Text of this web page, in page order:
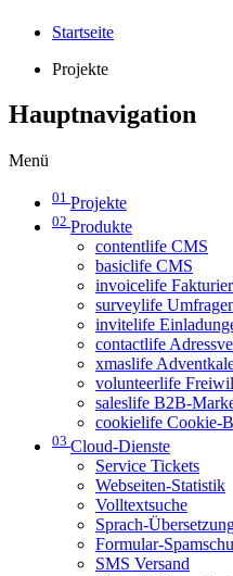
Startseite
Projekte
Hauptnavigation
Menü
01 Projekte
02 Produkte
contentlife CMS
basiclife CMS
invoicelife
surveylife
invitelife
contactlife
xmaslife
volunteerlife
saleslife B2B-
cookielife Cookie-
03 Cloud-Dienste
Service Tickets
Webseiten-Statistik
Volltextsuche
Sprach-
Formular-
SMS Versand